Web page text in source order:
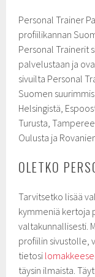
Personal Trainer
profiilikannan
Personal Trainerit
palvelustaan ja
sivuilta Personal
Suomen
Helsingistä,
Turusta,
Oulusta ja
OLETKO
Tarvitsetko lisää
kymmeniä kertoja
valtakunnallisesti.
profiilin sivustolle,
tietosi
täysin ilmaista.